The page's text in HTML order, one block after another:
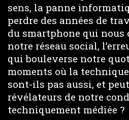
sens, la panne
perdre des années de
du smartphone qui nous
notre réseau social,
qui bouleverse notre
moments où la
sont-ils pas aussi, et
révélateurs de notre
techniquement médiée ?